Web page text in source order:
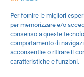
Per fornire le migliori
per memorizzare e/o
consenso a queste
comportamento di
acconsentire o ritirare il
caratteristiche e funzioni.
Chi siamo
Progetti speciali
Richiedi un libro
Spedizioni